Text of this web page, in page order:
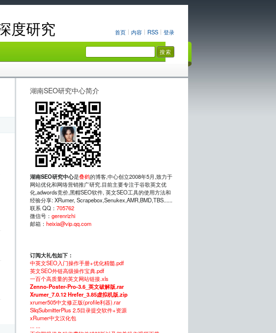
首页 内容 RSS 登录
度研究
湖南SEO研究中心简介
湖南SEO研究中心是叠鹤的博客,中心创立2008年5月,致力于
网站优化和网络营销推广研究.目前主要专注于谷歌英文优
化,adwords竞价,黑帽SEO软件, 英文SEO工具的使用方法和
经验分享: XRumer, Scrapebox,Senukex,AMR,BMD,TBS......
联系 QQ： 705762
微信号： gerenrizhi
邮箱： heixia@vip.qq.com
订阅大礼包如下：
中英文SEO入门操作手册+优化精髓.pdf
英文SEO外链高级操作宝典.pdf
一百个高质量的英文网站链接.xls
Zenno-Poster-Pro-3.6_英文破解版.rar
Xrumer_7.0.12 Hrefer_3.85虚拟机版.zip
xrumer505中文修正版(profile利器).rar
SliqSubmitterPlus 2.5目录提交软件+资源
xRumer中文汉化包
... ...